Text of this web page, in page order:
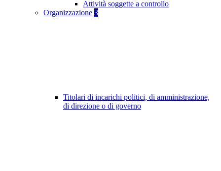
Attività soggette a controllo
Organizzazione 3
Titolari di incarichi politici, di amministrazione,
di direzione o di governo